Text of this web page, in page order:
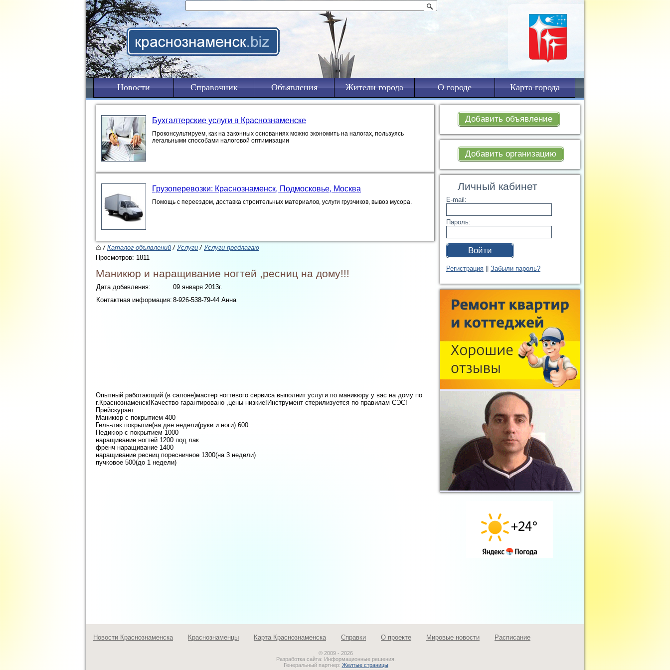
Новости Справочник Объявления Жители города О городе Карта города
Добавить объявление
Добавить организацию
Личный кабинет
E-mail:
Пароль:
Войти
Регистрация Забыли пароль?
Бухгалтерские услуги в Краснознаменске
Проконсультируем, как на законных основаниях можно экономить на налогах, пользуясь
легальными способами налоговой оптимизации
Грузоперевозки: Краснознаменск, Подмосковье, Москва
Помощь с переездом, доставка строительных материалов, услуги грузчиков, вывоз мусора.
/Каталог объявлений/Услуги /Услуги предлагаю
Просмотров: 1811
Маникюр и наращивание ногтей ,ресниц на дому!!!
Дата добавления:
09 января 2013г.
Контактная информация:8-926-538-79-44 Анна
Опытный работающий (в салоне)мастер ногтевого сервиса выполнит услуги по маникюру у вас на дому по
г.Краснознаменск!Качество гарантировано ,цены низкие!Инструмент стерилизуется по правилам СЭС!
Прейскурант:
Маникюр с покрытием 400
Гель-лак покрытие(на две недели(руки и ноги) 600
Педикюр с покрытием 1000
наращивание ногтей 1200 под лак
френч наращивание 1400
наращивание ресниц поресничное 1300(на 3 недели)
пучковое 500(до 1 недели)
Новости Краснознаменска Краснознаменцы Карта Краснознаменска Справки О проекте Мировые новости Расписание
© 2009 - 2026
Разработка сайта: Информационные решения.
Генеральный партнер: Желтые страницы